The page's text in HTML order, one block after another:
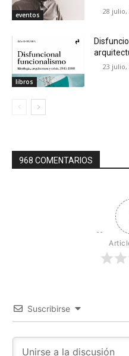
eventos 28 julio,
libros
23 julio,
968 COMENTARIOS
Suscribirse